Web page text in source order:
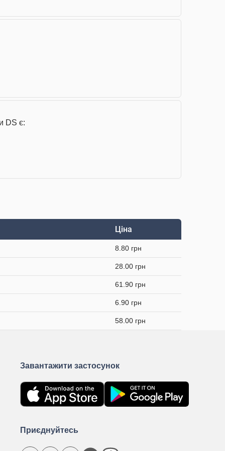
DS є:
Ціна
8.80 грн
28.00 грн
61.90 грн
6.90 грн
58.00 грн
Завантажити застосунок
Приєднуйтесь